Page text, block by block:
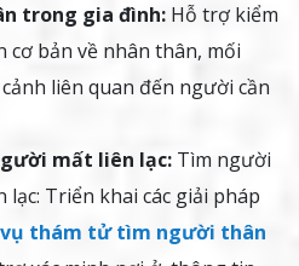
trong gia đình: Hỗ trợ kiểm
bản về nhân thân, mối
liên quan đến người cần
mất liên lạc: Tìm người
Triển khai các giải pháp
thám tử tìm người thân